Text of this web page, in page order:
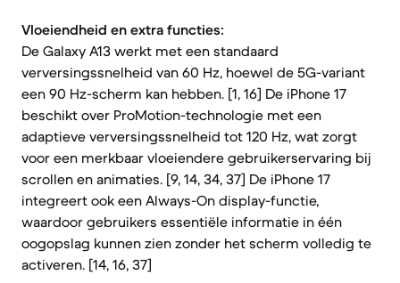
Vloeiendheid en extra functies:
De Galaxy A13 werkt met een standaard
verversingssnelheid van 60 Hz, hoewel de 5G-variant
een 90 Hz-scherm kan hebben. [1, 16] De iPhone 17
beschikt over ProMotion-technologie met een
adaptieve verversingssnelheid tot 120 Hz, wat zorgt
voor een merkbaar vloeiendere gebruikerservaring bij
scrollen en animaties. [9, 14, 34, 37] De iPhone 17
integreert ook een Always-On display-functie,
waardoor gebruikers essentiële informatie in één
oogopslag kunnen zien zonder het scherm volledig te
activeren. [14, 16, 37]